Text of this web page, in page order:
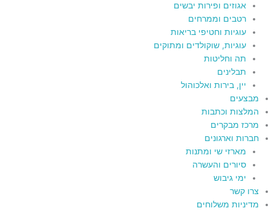
אגוזים ופירות יבשים
רטבים וממרחים
עוגיות וחטיפי בריאות
עוגיות, שוקולדים ומתוקים
תה וחליטות
תבלינים
יין, בירות ואלכוהול
מבצעים
המלצות וכתבות
מרכז מבקרים
חברות וארגונים
מארזי שי ומתנות
סיורים והעשרה
ימי גיבוש
צרו קשר
מדיניות משלוחים